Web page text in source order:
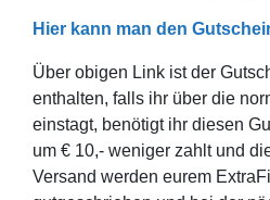
Hier kann man den
Über obigen Link ist der
enthalten, falls ihr über die
einstagt, benötigt ihr diesen
um € 10,- weniger zahlt und
Versand werden eurem